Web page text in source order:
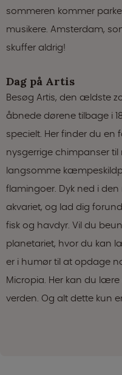
sommeren kommer
musikere. Amsterdam,
skuffer aldrig!
Dag på Artis
Besøg Artis, den ældste
åbnede dørene tilbage i
specielt. Her finder du en
nysgerrige chimpanser
langsomme
flamingoer. Dyk ned i
akvariet, og lad dig
fisk og havdyr. Vil du
planetariet, hvor du kan
er i humør til at opdage
Micropia. Her kan du
verden. Og alt dette kun